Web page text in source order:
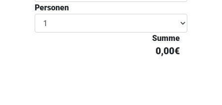
Personen
Summe
0,00€